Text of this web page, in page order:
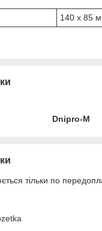
140 х 85
Dnipro-M
тільки по